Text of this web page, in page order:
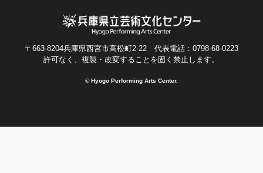
〒663-8204兵庫県西宮市高松町2-22 代表電話：0798-68-0223
許可なく、複製・改変することを固く禁止します。
© Hyogo Performing Arts Center.